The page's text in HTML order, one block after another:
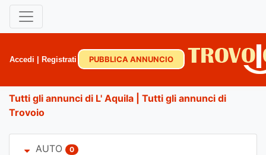
Accedi Registrati PUBBLICA ANNUNCIO
Tutti gli annunci di L' Aquila
Tutti gli annunci di
Trovoio
AUTO 0